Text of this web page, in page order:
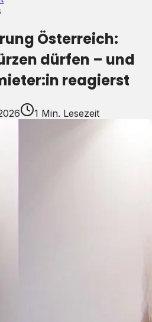
Österreich:
dürfen – und
reagierst
1 Min. Lesezeit